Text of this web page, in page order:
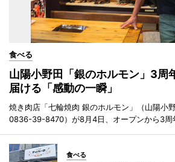
食べる
山陽小野田「銀のホルモン」3
届ける「感動の一瞬」
焼き肉店「七輪焼肉 銀のホルモン」（山陽小
0836-39-8470）が8月4日、オープンから3周
食べる